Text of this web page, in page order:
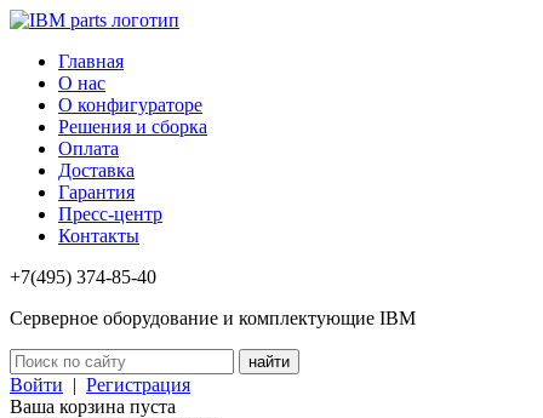
Главная
О нас
О конфигураторе
Решения и сборка
Оплата
Доставка
Гарантия
Пресс-центр
Контакты
+7(495) 374-85-40
Серверное оборудование и комплектующие IBM
Войти | Регистрация
Ваша корзина пуста